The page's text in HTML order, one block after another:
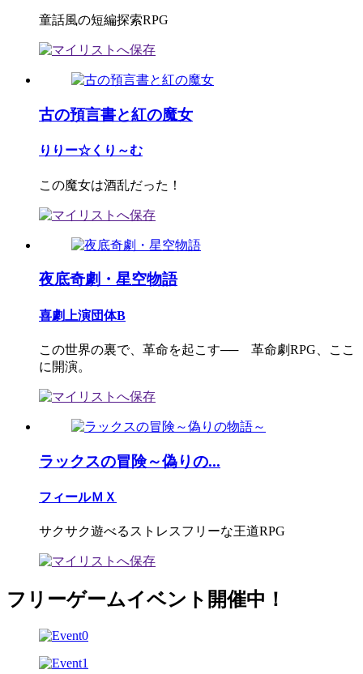
童話風の短編探索RPG
古の預言書と紅の魔女
りりー☆くり～む
この魔女は酒乱だった！
夜底奇劇・星空物語
喜劇上演団体B
この世界の裏で、革命を起こす── 革命劇RPG、ここ
に開演。
ラックスの冒険～偽りの...
フィールＭＸ
サクサク遊べるストレスフリーな王道RPG
フリーゲームイベント開催中！